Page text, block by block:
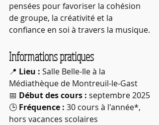
pensées pour favoriser la cohésion
de groupe, la créativité et la
confiance en soi à travers la musique.
Informations pratiques
📍 Lieu : Salle Belle-Ile à la
Médiathèque de Montreuil-le-Gast
📅 Début des cours : septembre 2025
🕒 Fréquence : 30 cours à l'année*,
hors vacances scolaires